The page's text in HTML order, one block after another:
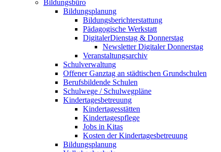
Bildungsbüro
Bildungsplanung
Bildungsberichterstattung
Pädagogische Werkstatt
DigitalerDienstag & Donnerstag
Newsletter Digitaler Donnerstag
Veranstaltungsarchiv
Schulverwaltung
Offener Ganztag an städtischen Grundschulen
Berufsbildende Schulen
Schulwege / Schulwegpläne
Kindertagesbetreuung
Kindertagesstätten
Kindertagespflege
Jobs in Kitas
Kosten der Kindertagesbetreuung
Bildungsplanung